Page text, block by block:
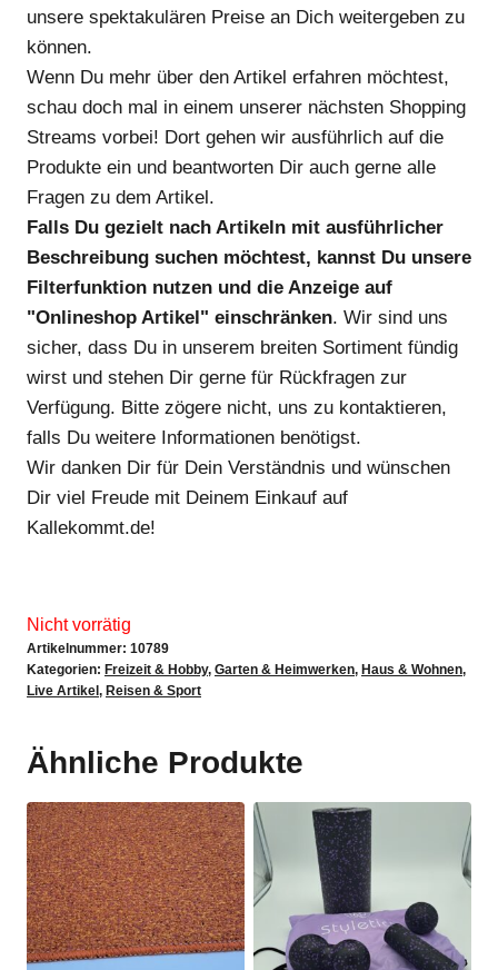
unsere spektakulären Preise an Dich weitergeben zu
können.
Wenn Du mehr über den Artikel erfahren möchtest,
schau doch mal in einem unserer nächsten Shopping
Streams vorbei! Dort gehen wir ausführlich auf die
Produkte ein und beantworten Dir auch gerne alle
Fragen zu dem Artikel.
Falls Du gezielt nach Artikeln mit ausführlicher
Beschreibung suchen möchtest, kannst Du unsere
Filterfunktion nutzen und die Anzeige auf
"Onlineshop Artikel" einschränken. Wir sind uns
sicher, dass Du in unserem breiten Sortiment fündig
wirst und stehen Dir gerne für Rückfragen zur
Verfügung. Bitte zögere nicht, uns zu kontaktieren,
falls Du weitere Informationen benötigst.
Wir danken Dir für Dein Verständnis und wünschen
Dir viel Freude mit Deinem Einkauf auf
Kallekommt.de!
Nicht vorrätig
Artikelnummer: 10789
Kategorien: Freizeit & Hobby, Garten & Heimwerken, Haus & Wohnen,
Live Artikel , Reisen & Sport
Ähnliche Produkte